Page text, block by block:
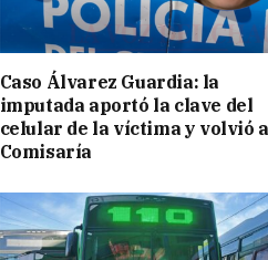
Caso Álvarez Guardia: la
imputada aportó la clave del
celular de la víctima y volvió
Comisaría